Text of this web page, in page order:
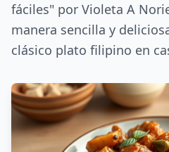
fáciles" por Violeta A
manera sencilla y
clásico plato filipino en